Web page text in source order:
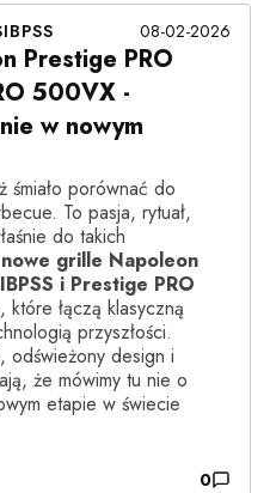
08-02-2026
Prestige PRO
500VX -
w nowym
śmiało porównać do
To pasja, rytuał,
do takich
nowe grille Napoleon
i Prestige PRO
które łączą klasyczną
przyszłości.
odświeżony design i
że mówimy tu nie o
etapie w świecie
0